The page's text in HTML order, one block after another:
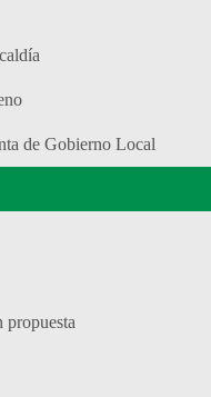
de Gobierno Local
propuesta